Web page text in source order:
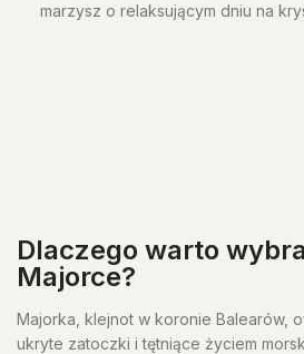
marzysz o relaksującym dniu na
Dlaczego warto
Majorce?
Majorka, klejnot w koronie Balearów,
ukryte zatoczki i tętniące życiem